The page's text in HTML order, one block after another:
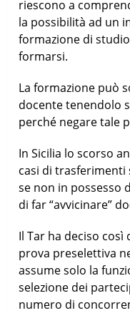
riescono a
la possibilità ad un
formazione di
formarsi.
La formazione può
docente tenendolo
perché negare tale
In Sicilia lo scorso
casi di trasferimenti
se non in possesso
di far “avvicinare”
Il Tar ha deciso
prova preselettiva
assume solo la
selezione dei
numero di